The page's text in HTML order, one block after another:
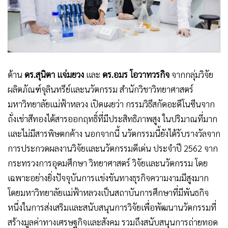
ด้าน ดร.สุนิตา แจ่มยวง และ ดร.อมร โอวาทวรกิจ จากกลุ่มวิจัย
ผลิตภัณฑ์จุลินทรีย์และนวัตกรรม สำนักวิชาวิทยาศาสตร์
มหาวิทยาลัยแม่ฟ้าหลวง เปิดเผยว่า กรรมวิธีสกัดอะดีโนซีนจาก
ถั่งเช่าสีทองได้สารออกฤทธิ์ที่มีประสิทธิภาพสูง ในปริมาณที่มาก
และไม่มีสารพิษตกค้าง นอกจากนี้ นวัตกรรมนี้ยังได้รับรางวัลจาก
การประกวดผลงานวิจัยและนวัตกรรมดีเด่น ประจำปี 2562 จาก
กระทรวงการอุดมศึกษา วิทยาศาสตร์ วิจัยและนวัตกรรม โดย
เฉพาะอย่างยิ่งปัจจุบันการแข่งขันทางธุรกิจความงามมีสูงมาก
โดยมหาวิทยาลัยแม่ฟ้าหลวงเป็นสถาบันการศึกษาที่มีพันธกิจ
หนึ่งในการส่งเสริมและสนับสนุนการวิจัยเพื่อพัฒนานวัตกรรมที่
สร้างมูลค่าทางเศรษฐกิจและสังคม รวมถึงสนับสนุนการถ่ายทอด